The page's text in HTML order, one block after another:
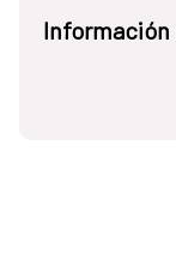
Información